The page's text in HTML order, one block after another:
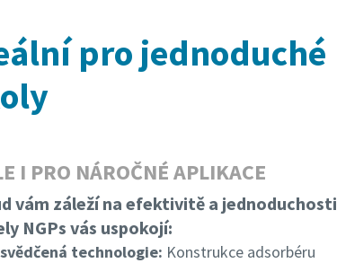
pro jednoduché
I PRO NÁROČNÉ APLIKACE
vám záleží na efektivitě a
NGPs vás uspokojí:
technologie: Konstrukce adsorbéru